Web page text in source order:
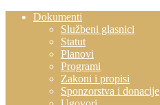
Dokumenti
Službeni glasnici
Statut
Planovi
Programi
Zakoni i propisi
Sponzorstva i donacije